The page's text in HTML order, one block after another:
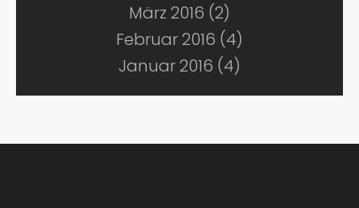
März 2016 (2)
Februar 2016 (4)
Januar 2016 (4)